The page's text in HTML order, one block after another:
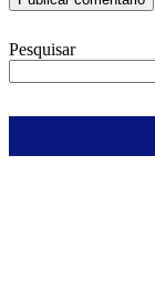
Pesquisar